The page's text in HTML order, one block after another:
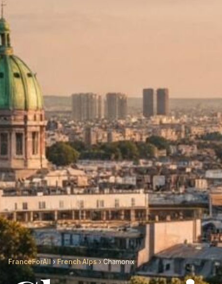
FranceForAll› French Alps› Chamonix